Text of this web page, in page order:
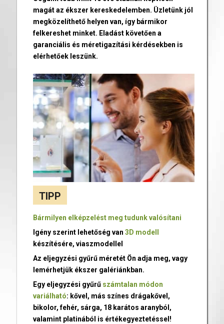
magát az ékszer kereskedelemben. Üzletünk jól
megközelíthető helyen van, így bármikor
felkereshet minket. Eladást követően a
garanciális és méretigazítási kérdésekben is
elérhetőek leszünk.
TIPP
Bármilyen elképzelést meg tudunk valósítani
Igény szerint lehetőség van 3D modell
készítésére, viaszmodellel
Az eljegyzési gyűrű méretét Ön adja meg, vagy
lemérhetjük ékszer galériánkban.
Egy eljegyzési gyűrű számtalan módon
variálható: kővel, más színes drágakővel,
bikolor, fehér, sárga, 18 karátos aranyból,
valamint platinából is értékegyeztetéssel!